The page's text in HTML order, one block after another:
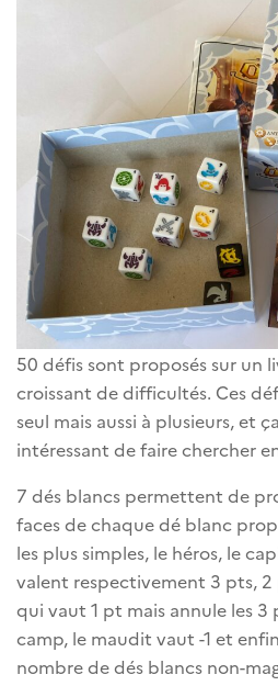
50 défis sont proposés sur un
croissant de difficultés. Ces
seul mais aussi à plusieurs, et
intéressant de faire chercher
7 dés blancs permettent de
faces de chaque dé blanc
les plus simples, le héros, le
valent respectivement 3 pts,
qui vaut 1 pt mais annule les 3
camp, le maudit vaut -1 et
nombre de dés blancs non-